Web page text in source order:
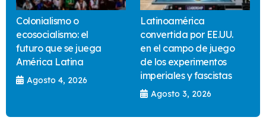
Colonialismo o
ecosocialismo: el
futuro que se juega
América Latina
Agosto 4, 2026
Latinoamérica
convertida por EE.UU.
en el campo de juego
de los experimentos
imperiales y fascistas
Agosto 3, 2026